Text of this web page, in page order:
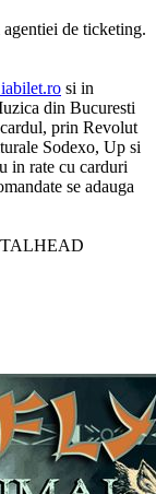
de ticketing.
si in
din Bucuresti
prin Revolut
Sodexo, Up si
in rate cu carduri
se adauga